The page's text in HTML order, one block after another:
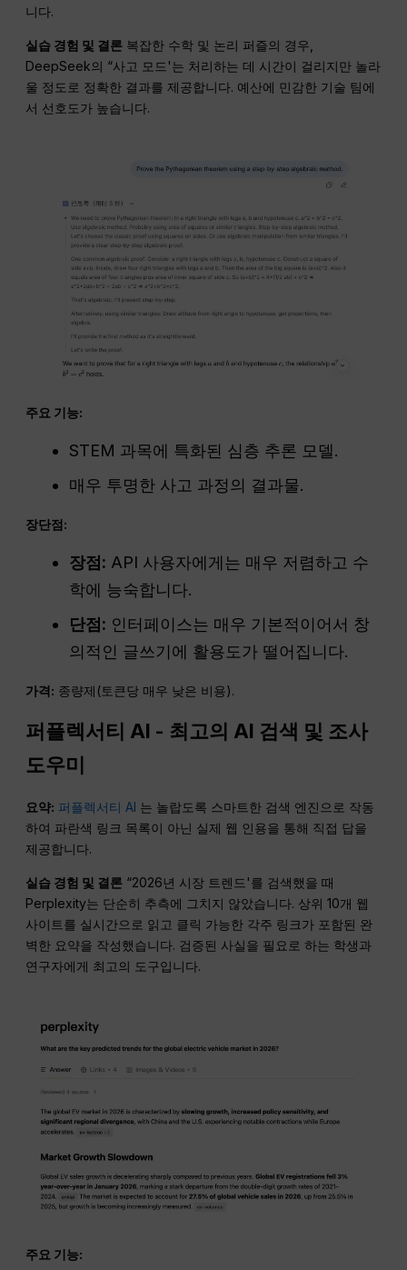
니다.
실습 경험 및 결론 복잡한 수학 및 논리 퍼즐의 경우,
DeepSeek의 “사고 모드'는 처리하는 데 시간이 걸리지만 놀라
울 정도로 정확한 결과를 제공합니다. 예산에 민감한 기술 팀에
서 선호도가 높습니다.
주요 기능:
STEM 과목에 특화된 심층 추론 모델.
매우 투명한 사고 과정의 결과물.
장단점:
장점: API 사용자에게는 매우 저렴하고 수
학에 능숙합니다.
단점: 인터페이스는 매우 기본적이어서 창
의적인 글쓰기에 활용도가 떨어집니다.
가격: 종량제(토큰당 매우 낮은 비용).
퍼플렉서티 AI - 최고의 AI 검색 및 조사
도우미
요약: 퍼플렉서티 AI 는 놀랍도록 스마트한 검색 엔진으로 작동
하여 파란색 링크 목록이 아닌 실제 웹 인용을 통해 직접 답을
제공합니다.
실습 경험 및 결론 “2026년 시장 트렌드'를 검색했을 때
Perplexity는 단순히 추측에 그치지 않았습니다. 상위 10개 웹
사이트를 실시간으로 읽고 클릭 가능한 각주 링크가 포함된 완
벽한 요약을 작성했습니다. 검증된 사실을 필요로 하는 학생과
연구자에게 최고의 도구입니다.
주요 기능: